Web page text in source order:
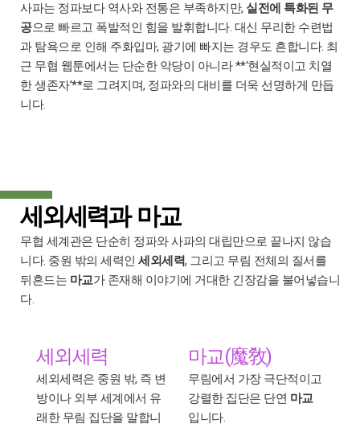
사파는 정파보다 역사와 전통은 부족하지만, 실전에 특화된 무
공으로 빠르고 폭발적인 힘을 발휘합니다. 대신 무리한 수련법
과 탐욕으로 인해 주화입마, 광기에 빠지는 경우도 흔합니다. 최
근 무협 웹툰에서는 단순한 악당이 아니라 **‘현실적이고 치열
한 생존자’**로 그려지며, 정파와의 대비를 더욱 선명하게 만듭
니다.
세외세력과 마교
무협 세계관은 단순히 정파와 사파의 대립만으로 끝나지 않습
니다. 중원 밖의 세력인 세외세력, 그리고 무림 전체의 질서를
뒤흔드는 마교가 존재해 이야기에 거대한 긴장감을 불어넣습니
다.
세외세력
세외세력은 중원 밖, 즉 변
방이나 외부 세계에서 유
래한 무림 집단을 말합니
마교(魔敎)
무림에서 가장 극단적이고
강렬한 집단은 단연 마교
입니다.